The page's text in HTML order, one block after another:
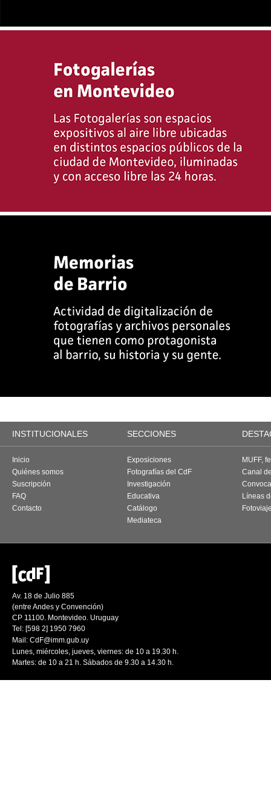
INSTITUCIONALES SECCIONES
Inicio
Quiénes somos
Suscripción
FAQ
Contacto
Exposiciones
Fotografías del CdF
Investigación
Educativa
Catálogo
Mediateca
MUFF,
Canal
Líneas
Av. 18 de Julio 885
(entre Andes y Convención)
CP 11100. Montevideo. Uruguay
Tel: [598 2] 1950 7960
Mail: CdF@imm.gub.uy
Lunes, miércoles, jueves, viernes: de 10 a 19.30 h.
Martes: de 10 a 21 h. Sábados de 9.30 a 14.30 h.